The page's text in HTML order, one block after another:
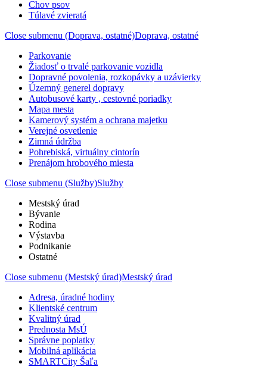
Chov psov
Túlavé zvieratá
Close submenu (Doprava, ostatné)Doprava, ostatné
Parkovanie
Žiadosť o trvalé parkovanie vozidla
Dopravné povolenia, rozkopávky a uzávierky
Územný generel dopravy
Autobusové karty , cestovné poriadky
Mapa mesta
Kamerový systém a ochrana majetku
Verejné osvetlenie
Zimná údržba
Pohrebiská, virtuálny cintorín
Prenájom hrobového miesta
Close submenu (Služby)Služby
Mestský úrad
Bývanie
Rodina
Výstavba
Podnikanie
Ostatné
Close submenu (Mestský úrad)Mestský úrad
Adresa, úradné hodiny
Klientské centrum
Kvalitný úrad
Prednosta MsÚ
Správne poplatky
Mobilná aplikácia
SMARTCity Šaľa